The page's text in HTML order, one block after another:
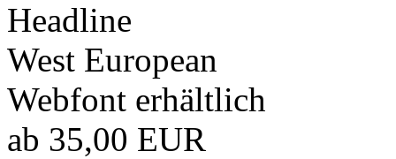
Headline
West European
Webfont erhältlich
ab 35,00 EUR